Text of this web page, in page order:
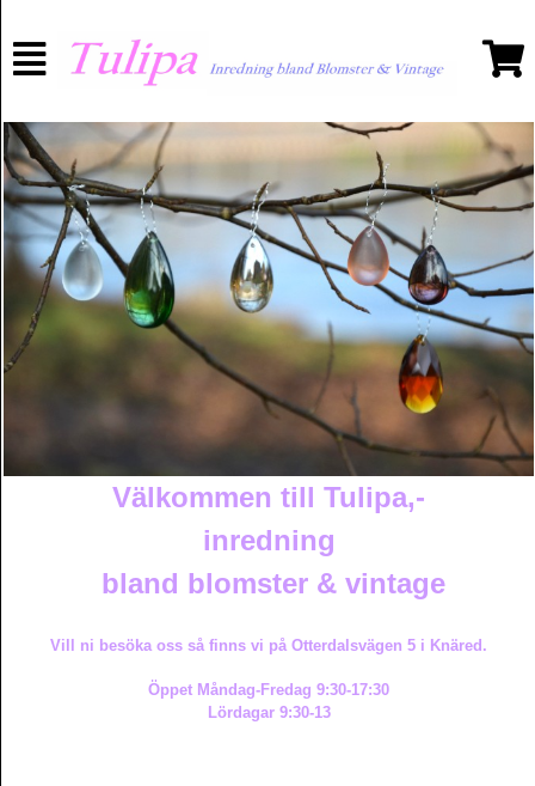
Välkommen till Tulipa,-
inredning
bland blomster & vintage
Vill ni besöka oss så finns vi på Otterdalsvägen 5 i Knäred.
Öppet Måndag-Fredag 9:30-17:30
Lördagar 9:30-13